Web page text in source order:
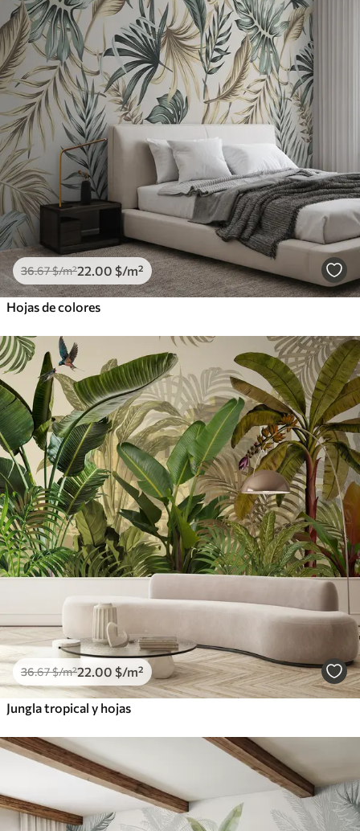
36.67$/m²22 .00 $/m²
Hojas de colores
36.67$/m²22.00 $/m²
Jungla tropical y hojas